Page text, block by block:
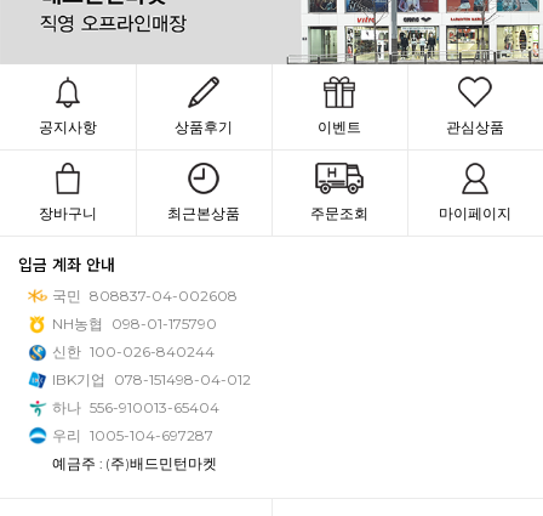
공지사항 상품후기 이벤트 관심상품
장바구니 최근본상품 주문조회 마이페이지
입금 계좌 안내
국민 808837-04-002608
NH농협
098-01-175790
신한 100-026-840244
IBK기업
078-151498-04-012
하나 556-910013-65404
우리 1005-104-697287
예금주 : (주)배드민턴마켓